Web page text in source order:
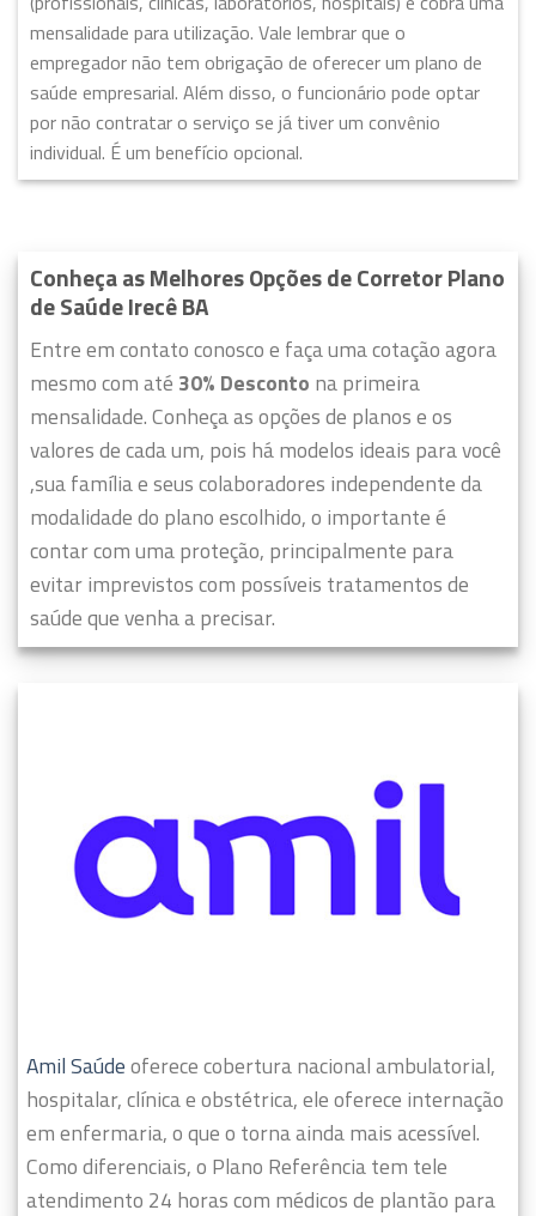
mensalidade para utilização. Vale lembrar que o
empregador não tem obrigação de oferecer um plano de
saúde empresarial. Além disso, o funcionário pode optar
por não contratar o serviço se já tiver um convênio
individual. É um benefício opcional.
Conheça as Melhores Opções de Corretor Plano
de Saúde Irecê BA
Entre em contato conosco e faça uma cotação agora
mesmo com até 30% Desconto na primeira
mensalidade. Conheça as opções de planos e os
valores de cada um, pois há modelos ideais para você
,sua família e seus colaboradores independente da
modalidade do plano escolhido, o importante é
contar com uma proteção, principalmente para
evitar imprevistos com possíveis tratamentos de
saúde que venha a precisar.
Amil Saúdeoferece cobertura nacional ambulatorial,
hospitalar, clínica e obstétrica, ele oferece internação
em enfermaria, o que o torna ainda mais acessível.
Como diferenciais, o Plano Referência tem tele
atendimento 24 horas com médicos de plantão para